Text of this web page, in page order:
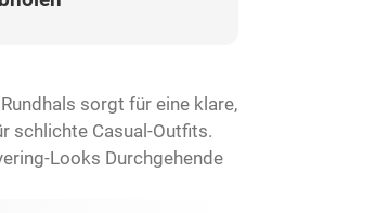
sorgt für eine klare,
schlichte Casual-Outfits.
Looks Durchgehende